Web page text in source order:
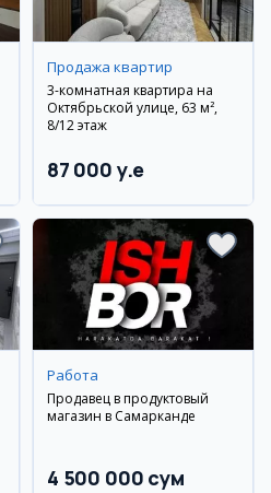
Продажа квартир
3-комнатная квартира на
Октябрьской улице, 63 м²,
8/12 этаж
87 000 y.e
Работа
Продавец в продуктовый
магазин в Самарканде
4 500 000 сум